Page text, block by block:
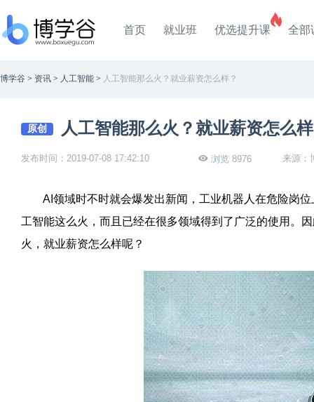
首页 就业班 优选提升课 全部
博学谷 > 资讯 > 人工智能 > 人工智能那么火？就业薪资怎么样？
原创 人工智能那么火？就业薪资怎么
发布时间：2019-07-08 17:42:10 浏览 8976 来源：
AI领域时不时就会爆发出新闻，工业机器人在危险岗位
工智能这么火，而且已经在很多领域得到了广泛的使用。
火，就业薪资怎么样呢？